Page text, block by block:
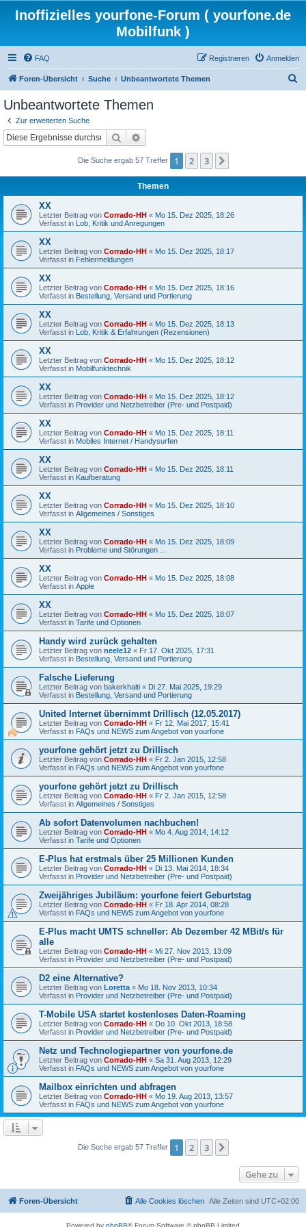
Inoffizielles yourfone-Forum ( yourfone.de
Mobilfunk )
FAQ Anmelden
Registrieren
Foren-Übersicht Suche Unbeantwortete Themen
Unbeantwortete Themen
Zur erweiterten Suche
Suche
Die Suche ergab 57 Treffer 1 2 3
Themen
XX
Letzter Beitrag von Corrado-HH « Mo 15. Dez 2025, 18:26
Verfasst in Lob, Kritik und Anregungen
XX
Letzter Beitrag von Corrado-HH « Mo 15. Dez 2025, 18:17
Verfasst in Fehlermeldungen
XX
Letzter Beitrag von Corrado-HH « Mo 15. Dez 2025, 18:16
Verfasst in Bestellung, Versand und Portierung
XX
Letzter Beitrag von Corrado-HH « Mo 15. Dez 2025, 18:13
Verfasst in Lob, Kritik & Erfahrungen (Rezensionen)
XX
Letzter Beitrag von Corrado-HH « Mo 15. Dez 2025, 18:12
Verfasst in Mobilfunktechnik
XX
Letzter Beitrag von Corrado-HH « Mo 15. Dez 2025, 18:12
Verfasst in Provider und Netzbetreiber (Pre- und Postpaid)
XX
Letzter Beitrag von Corrado-HH « Mo 15. Dez 2025, 18:11
Verfasst in Mobiles Internet / Handysurfen
XX
Letzter Beitrag von Corrado-HH « Mo 15. Dez 2025, 18:11
Verfasst in Kaufberatung
XX
Letzter Beitrag von Corrado-HH « Mo 15. Dez 2025, 18:10
Verfasst in Allgemeines / Sonstiges
XX
Letzter Beitrag von Corrado-HH « Mo 15. Dez 2025, 18:09
Verfasst in Probleme und Störungen ...
XX
Letzter Beitrag von Corrado-HH « Mo 15. Dez 2025, 18:08
Verfasst in Apple
XX
Letzter Beitrag von Corrado-HH « Mo 15. Dez 2025, 18:07
Verfasst in Tarife und Optionen
Handy wird zurück gehalten
Letzter Beitrag von neele12 « Fr 17. Okt 2025, 17:31
Verfasst in Bestellung, Versand und Portierung
Falsche Lieferung
Letzter Beitrag von bakerkhalti « Di 27. Mai 2025, 19:29
Verfasst in Bestellung, Versand und Portierung
United Internet übernimmt Drillisch (12.05.2017)
Letzter Beitrag von Corrado-HH « Fr 12. Mai 2017, 15:41
Verfasst in FAQs und NEWS zum Angebot von yourfone
yourfone gehört jetzt zu Drillisch
Letzter Beitrag von Corrado-HH « Fr 2. Jan 2015, 12:58
Verfasst in FAQs und NEWS zum Angebot von yourfone
yourfone gehört jetzt zu Drillisch
Letzter Beitrag von Corrado-HH « Fr 2. Jan 2015, 12:58
Verfasst in Allgemeines / Sonstiges
Ab sofort Datenvolumen nachbuchen!
Letzter Beitrag von Corrado-HH « Mo 4. Aug 2014, 14:12
Verfasst in Tarife und Optionen
E-Plus hat erstmals über 25 Millionen Kunden
Letzter Beitrag von Corrado-HH « Di 13. Mai 2014, 18:34
Verfasst in Provider und Netzbetreiber (Pre- und Postpaid)
Zweijähriges Jubiläum: yourfone feiert Geburtstag
Letzter Beitrag von Corrado-HH « Fr 18. Apr 2014, 08:28
Verfasst in FAQs und NEWS zum Angebot von yourfone
E-Plus macht UMTS schneller: Ab Dezember 42 MBit/s für
alle
Letzter Beitrag von Corrado-HH « Mi 27. Nov 2013, 13:09
Verfasst in Provider und Netzbetreiber (Pre- und Postpaid)
D2 eine Alternative?
Letzter Beitrag von Loretta « Mo 18. Nov 2013, 10:34
Verfasst in Provider und Netzbetreiber (Pre- und Postpaid)
T-Mobile USA startet kostenloses Daten-Roaming
Letzter Beitrag von Corrado-HH « Do 10. Okt 2013, 18:58
Verfasst in Provider und Netzbetreiber (Pre- und Postpaid)
Netz und Technologiepartner von yourfone.de
Letzter Beitrag von Corrado-HH « Sa 31. Aug 2013, 12:29
Verfasst in FAQs und NEWS zum Angebot von yourfone
Mailbox einrichten und abfragen
Letzter Beitrag von Corrado-HH « Mo 19. Aug 2013, 13:57
Verfasst in FAQs und NEWS zum Angebot von yourfone
Die Suche ergab 57 Treffer 1 2 3
Gehe zu
Foren-Übersicht Alle Zeiten sind UTC+02:00
Alle Cookies löschen
Powered by phpBB® Forum Software © phpBB Limited